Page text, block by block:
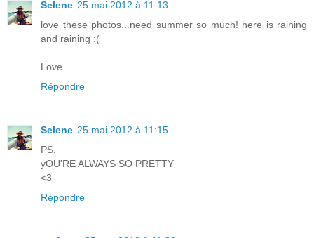
Selene 25 mai 2012 à 11:13
love these photos...need summer so much! here is raining
and raining :(
Love
Répondre
Selene 25 mai 2012 à 11:15
PS.
yOU'RE ALWAYS SO PRETTY
<3
Répondre